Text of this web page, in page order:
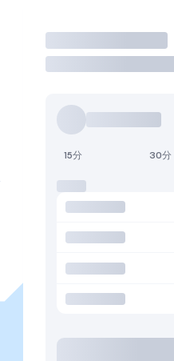
取引
15分 30分